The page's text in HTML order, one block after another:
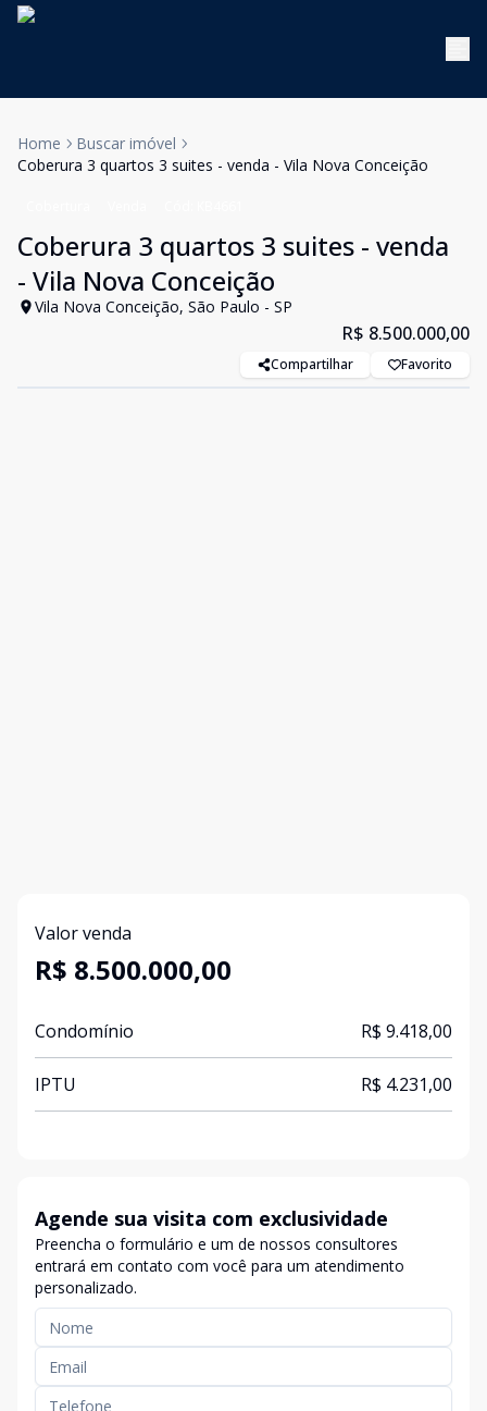
Home
Buscar imóvel
Coberura 3 quartos 3 suites - venda - Vila Nova Conceição
Coberura 3 quartos 3 suites - venda
- Vila Nova Conceição
Vila Nova Conceição, São Paulo - SP
R$ 8.500.000,00
Compartilhar Favorito
Valor venda
R$ 8.500.000,00
Condomínio R$ 9.418,00
IPTU R$ 4.231,00
Agende sua visita com exclusividade
Preencha o formulário e um de nossos consultores
entrará em contato com você para um atendimento
personalizado.